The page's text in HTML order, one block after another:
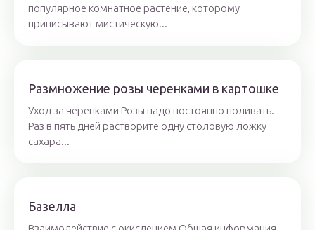
популярное комнатное растение, которому
приписывают мистическую...
Размножение розы черенками в картошке
Уход за черенками Розы надо постоянно поливать.
Раз в пять дней растворите одну столовую ложку
сахара...
Базелла